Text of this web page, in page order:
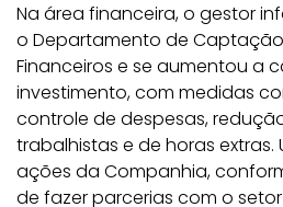
Na área financeira, o gestor
o Departamento de Captação
Financeiros e se aumentou a
investimento, com medidas
controle de despesas,
trabalhistas e de horas extras.
ações da Companhia,
de fazer parcerias com o setor